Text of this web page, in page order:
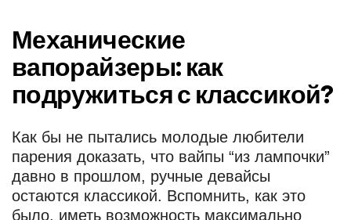
Механические
вапорайзеры: как
подружиться с классикой?
Как бы не пытались молодые любители
парения доказать, что вайпы “из лампочки”
давно в прошлом, ручные девайсы
остаются классикой. Вспомнить, как это
было, иметь возможность максимально